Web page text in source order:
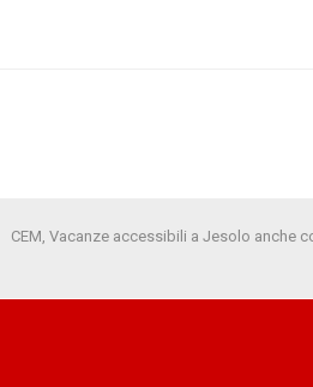
articolo
CEM, Vacanze accessibili a Jesolo anche